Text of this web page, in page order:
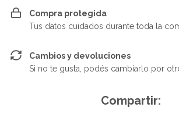
Compra protegida
Tus datos cuidados durante toda la
Cambios y devoluciones
Si no te gusta, podés cambiarlo por
Compartir: